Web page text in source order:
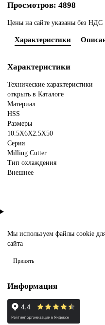
Просмотров: 4898
Цены на сайте указаны без НДС
Характеристики
Характеристики
Технические характеристики
открыть в Каталоге
Материал
HSS
Размеры
10.5X6X2.5X50
Серия
Milling Cutter
Тип охлаждения
Внешнее
Мы используем файлы cookie
сайта
Принять
Информация